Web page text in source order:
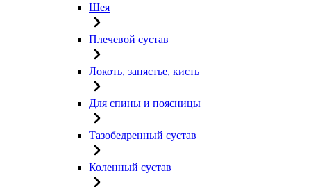
Шея
Плечевой сустав
Локоть, запястье, кисть
Для спины и поясницы
Тазобедренный сустав
Коленный сустав